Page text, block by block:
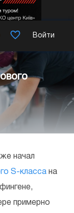
Войти
начал
S-класса на
примерно